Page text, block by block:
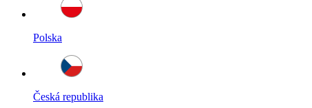
Polska
Česká republika